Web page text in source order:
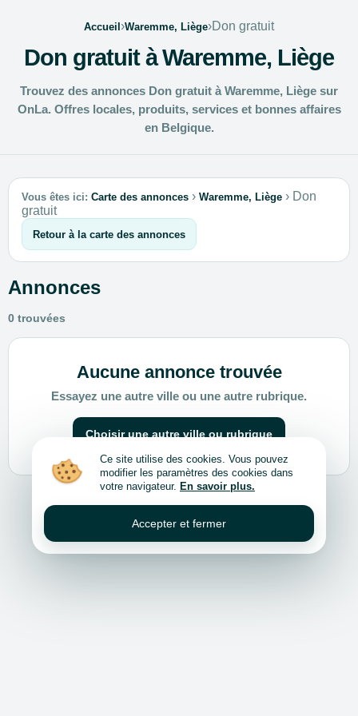
Accueil›Waremme, Liège›Don gratuit
Don gratuit à Waremme, Liège
Trouvez des annonces Don gratuit à Waremme, Liège sur
OnLa. Offres locales, produits, services et bonnes affaires
en Belgique.
Vous êtes ici: Carte des annonces › Waremme, Liège › Don
gratuit
Retour à la carte des annonces
Annonces
0 trouvées
Aucune annonce trouvée
Essayez une autre ville ou une autre rubrique.
Choisir une autre ville ou rubrique
Ce site utilise des cookies. Vous pouvez
modifier les paramètres des cookies dans
votre navigateur. En savoir plus.
Accepter et fermer